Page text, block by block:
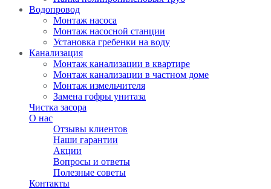
Водопровод
Монтаж насоса
Монтаж насосной станции
Установка гребенки на воду
Канализация
Монтаж канализации в квартире
Монтаж канализации в частном доме
Монтаж измельчителя
Замена гофры унитаза
Чистка засора
О нас
Отзывы клиентов
Наши гарантии
Акции
Вопросы и ответы
Полезные советы
Контакты